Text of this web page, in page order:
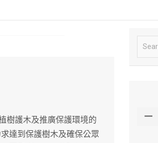
樹護木及推廣保護環境的
達到保護樹木及確保公眾
e
一